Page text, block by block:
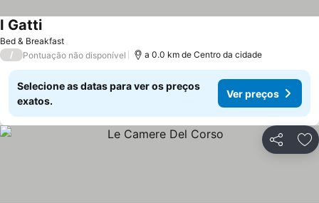
Bed & Breakfast
I Gatti
/ Pontuação não disponível a 0.0 km de Centro da cidade
Selecione as datas para ver os preços
exatos.
Ver preços
Partilhar